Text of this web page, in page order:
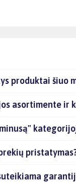
produktai šiuo
asortimente ir